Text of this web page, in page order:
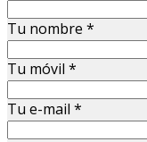
Tu nombre *
Tu móvil *
Tu e-mail *